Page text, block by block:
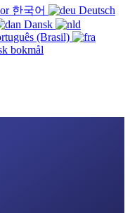
한국어
Deutsch
Dansk
(Brasil)
bokmål